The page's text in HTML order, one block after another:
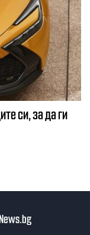
си, за да ги